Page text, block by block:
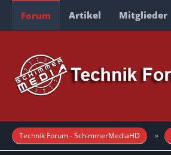
Forum Artikel Mitglieder
Technik Forum - SchimmerMediaHD